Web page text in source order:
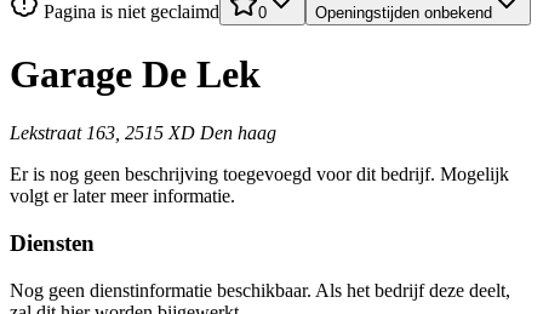
Pagina is niet geclaimd 0 Openingstijden onbekend
Garage De Lek
Lekstraat 163, 2515 XD Den haag
Er is nog geen beschrijving toegevoegd voor dit bedrijf. Mogelijk
volgt er later meer informatie.
Diensten
Nog geen dienstinformatie beschikbaar. Als het bedrijf deze deelt,